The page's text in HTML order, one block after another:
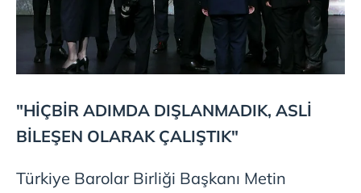
"HİÇBİR ADIMDA DIŞLANMADIK, ASLİ
BİLEŞEN OLARAK ÇALIŞTIK"
Türkiye Barolar Birliği Başkanı Metin